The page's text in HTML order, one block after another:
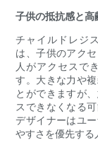
子供の抵抗感と
チャイルドレジ
は、子供のアク
人がアクセスで
す。大きな力や
とができますが
スできなくなる
デザイナーはユ
やすさを優先する